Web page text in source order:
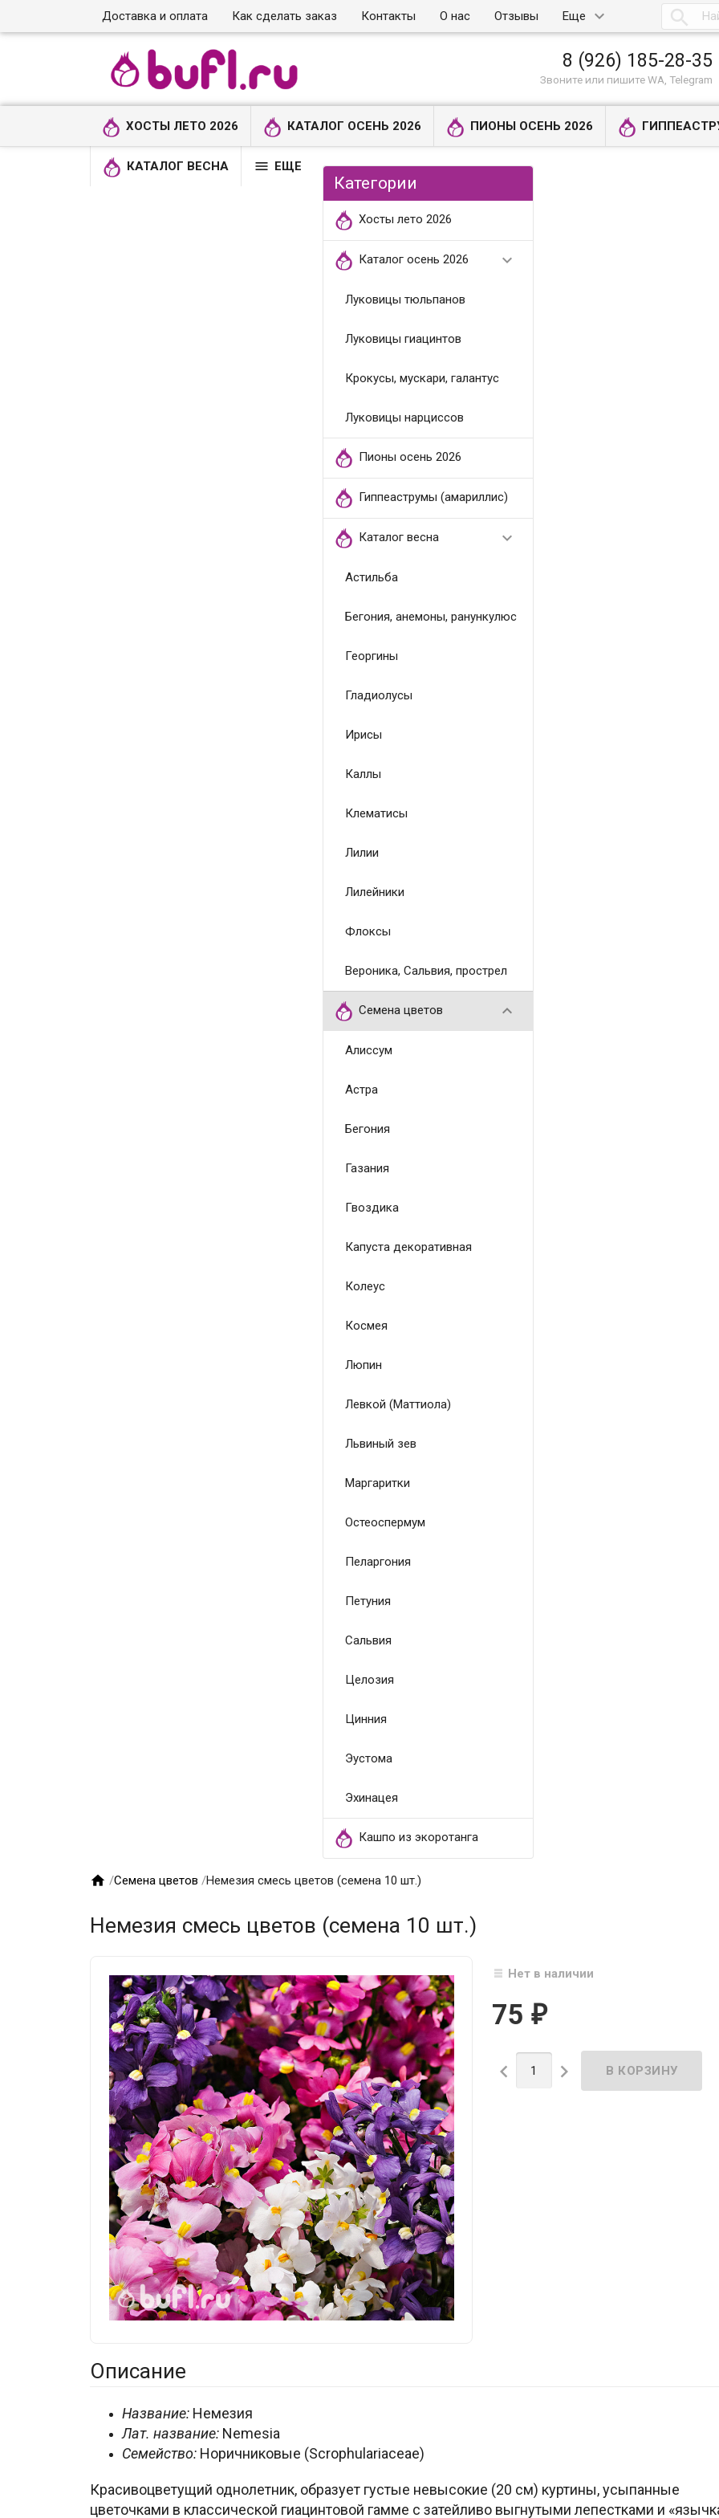
Доставка и оплата Как сделать заказ Контакты О нас Отзывы Еще 
8 (926) 185-28-35
Звоните или пишите WA, Telegram
ХОСТЫ ЛЕТО 2026 КАТАЛОГ ОСЕНЬ 2026 ПИОНЫ ОСЕНЬ 2026
КАТАЛОГ ВЕСНА  ЕЩЕ
Категории
Хосты лето 2026
Каталог осень 2026 
Луковицы тюльпанов
Луковицы гиацинтов
Крокусы, мускари, галантус
Луковицы нарциссов
Пионы осень 2026
Гиппеаструмы (амариллис)
Каталог весна 
Астильба
Бегония, анемоны, ранункулюс
Георгины
Гладиолусы
Ирисы
Каллы
Клематисы
Лилии
Лилейники
Флоксы
Вероника, Сальвия, прострел
Семена цветов 
Алиссум
Астра
Бегония
Газания
Гвоздика
Капуста декоративная
Колеус
Космея
Люпин
Левкой (Маттиола)
Львиный зев
Маргаритки
Остеоспермум
Пеларгония
Петуния
Сальвия
Целозия
Цинния
Эустома
Эхинацея
Кашпо из экоротанга
 /Семена цветов /Немезия смесь цветов (семена 10 шт.)
Немезия смесь цветов (семена 10 шт.)
Нет в наличии
75 ₽
 
Описание
Название: Немезия
Лат. название: Nemesia
Семейство: Норичниковые (Scrophulariaceae)
Красивоцветущий однолетник, образует густые невысокие (20 см) куртины, усыпанные
цветочками в классической гиацинтовой гамме с затейливо выгнутыми лепестками и